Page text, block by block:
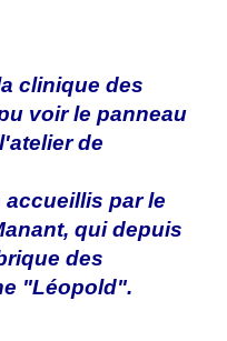
clinique des
voir le panneau
de
par le
qui depuis
des
"Léopold".